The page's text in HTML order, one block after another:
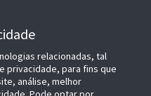
relacionadas, tal
privacidade, para fins que
análise, melhor